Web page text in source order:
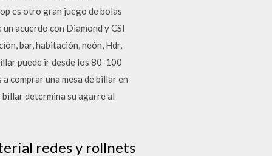
es otro gran juego de bolas
acuerdo con Diamond y CSI
bar, habitación, neón, Hdr,
puede ir desde los 80-100
comprar una mesa de billar en
billar determina su agarre al
redes y rollnets